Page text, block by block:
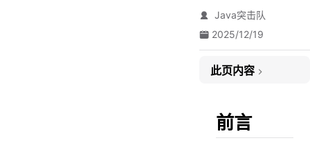
Java突击队
2025/12/19
此页内容
1. 业务模型分析
1.1 租户类型定义
前言